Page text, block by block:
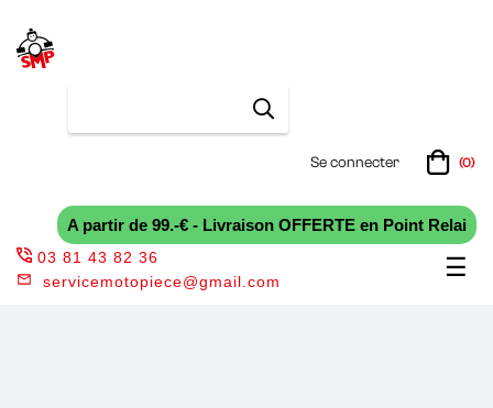
Se connecter (0)
A partir de 99.-€ - Livraison OFFERTE en Point Relai
☰
03 81 43 82 36
servicemotopiece@gmail.com